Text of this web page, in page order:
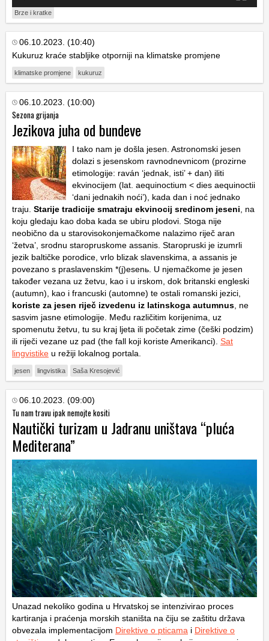
Brze i kratke
06.10.2023. (10:40)
Kukuruz kraće stabljike otporniji na klimatske promjene
klimatske promjene kukuruz
06.10.2023. (10:00)
Sezona grijanja
Jezikova juha od bundeve
I tako nam je došla jesen. Astronomski jesen
dolazi s jesenskom ravnodnevnicom (prozirne
etimologije: raván ‘jednak, isti’ + dan) iliti
ekvinocijem (lat. aequinoctium < dies aequinoctii
‘dani jednakih noći’), kada dan i noć jednako
traju. Starije tradicije smatraju ekvinocij sredinom jeseni , na
koju gledaju kao doba kada se ubiru plodovi. Stoga nije
neobično da u starovisokonjemačkome nalazimo riječ aran
‘žetva’, srodnu staropruskome assanis. Staropruski je izumrli
jezik baltičke porodice, vrlo blizak slavenskima, a assanis je
povezano s praslavenskim *(j)esenь. U njemačkome je jesen
također vezana uz žetvu, kao i u irskom, dok britanski engleski
(autumn), kao i francuski (automne) te ostali romanski jezici,
koriste za jesen riječ izvedenu iz latinskoga autumnus , ne
sasvim jasne etimologije. Među različitim korijenima, uz
spomenutu žetvu, tu su kraj ljeta ili početak zime (češki podzim)
ili riječi vezane uz pad (the fall koji koriste Amerikanci). Sat
lingvistike u režiji lokalnog portala.
jesen lingvistika Saša Kresojević
06.10.2023. (09:00)
Tu nam travu ipak nemojte kositi
Nautički turizam u Jadranu uništava “pluća
Mediterana”
Unazad nekoliko godina u Hrvatskoj se intenzivirao proces
kartiranja i praćenja morskih staništa na čiju se zaštitu država
obvezala implementacijom Direktive o pticama i Direktive o